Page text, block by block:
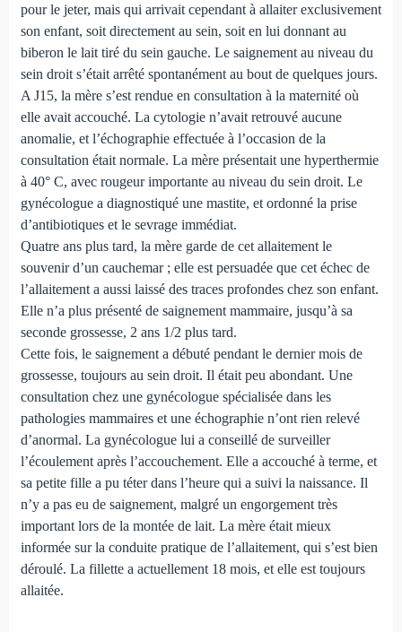
pour le jeter, mais qui arrivait cependant à allaiter exclusivement
son enfant, soit directement au sein, soit en lui donnant au
biberon le lait tiré du sein gauche. Le saignement au niveau du
sein droit s’était arrêté spontanément au bout de quelques jours.
A J15, la mère s’est rendue en consultation à la maternité où
elle avait accouché. La cytologie n’avait retrouvé aucune
anomalie, et l’échographie effectuée à l’occasion de la
consultation était normale. La mère présentait une hyperthermie
à 40° C, avec rougeur importante au niveau du sein droit. Le
gynécologue a diagnostiqué une mastite, et ordonné la prise
d’antibiotiques et le sevrage immédiat.
Quatre ans plus tard, la mère garde de cet allaitement le
souvenir d’un cauchemar ; elle est persuadée que cet échec de
l’allaitement a aussi laissé des traces profondes chez son enfant.
Elle n’a plus présenté de saignement mammaire, jusqu’à sa
seconde grossesse, 2 ans 1/2 plus tard.
Cette fois, le saignement a débuté pendant le dernier mois de
grossesse, toujours au sein droit. Il était peu abondant. Une
consultation chez une gynécologue spécialisée dans les
pathologies mammaires et une échographie n’ont rien relevé
d’anormal. La gynécologue lui a conseillé de surveiller
l’écoulement après l’accouchement. Elle a accouché à terme, et
sa petite fille a pu téter dans l’heure qui a suivi la naissance. Il
n’y a pas eu de saignement, malgré un engorgement très
important lors de la montée de lait. La mère était mieux
informée sur la conduite pratique de l’allaitement, qui s’est bien
déroulé. La fillette a actuellement 18 mois, et elle est toujours
allaitée.